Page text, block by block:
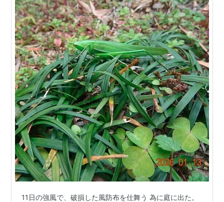
11日の強風で、破損した風防布を仕舞う 為に庭に出た。